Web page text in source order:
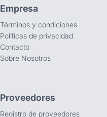
Empresa
Términos y condiciones
Políticas de privacidad
Contacto
Sobre Nosotros
Proveedores
Registro de proveedores